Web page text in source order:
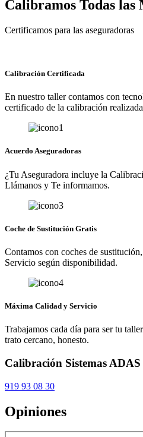
Calibramos Todas las
Certificamos para las aseguradoras
Calibración Certificada
En nuestro taller contamos con
certificado de la calibración
Acuerdo Aseguradoras
¿Tu Aseguradora incluye la
Llámanos y Te informamos.
Coche de Sustitución Gratis
Contamos con coches de
Servicio según disponibilidad.
Máxima Calidad y Servicio
Trabajamos cada día para ser tu
trato cercano, honesto.
Calibración Sistemas
919 93 08 30
Opiniones